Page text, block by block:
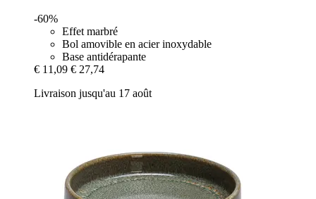
-60%
Effet marbré
Bol amovible en acier inoxydable
Base antidérapante
€ 11,09 € 27,74
Livraison jusqu'au 17 août